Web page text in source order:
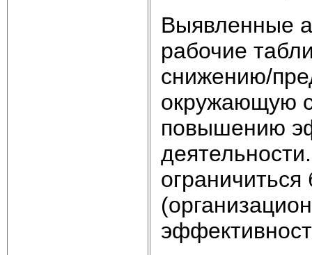
Выявленные
рабочие
снижению/
окружающую
повышению